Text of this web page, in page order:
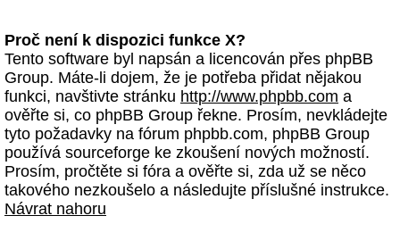
Proč není k dispozici funkce X?
Tento software byl napsán a licencován přes phpBB
Group. Máte-li dojem, že je potřeba přidat nějakou
funkci, navštivte stránku http://www.phpbb.com a
ověřte si, co phpBB Group řekne. Prosím, nevkládejte
tyto požadavky na fórum phpbb.com, phpBB Group
používá sourceforge ke zkoušení nových možností.
Prosím, pročtěte si fóra a ověřte si, zda už se něco
takového nezkoušelo a následujte příslušné instrukce.
Návrat nahoru